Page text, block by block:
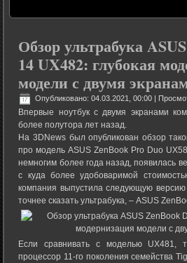
Обзор ультрабука
14 UX482: глубокая
модели с двумя
Опубликовано: 04.03.2021, 00:00 |
Впервые ноутбук с двумя экранами
более полутора лет назад.
На 3DNews был опубликован обзор
про модель ASUS ZenBook Pro Duo
немногим более года назад, появилась
с куда более удобоваримой
компания выпустила следующую версию
точнее сказать ультрабука, – ASUS
Если сравнивать с моделью UX481,
процессор 11-го поколения семейства